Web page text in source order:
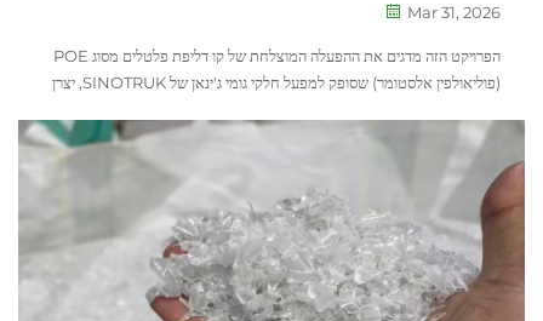
Mar 31, 2026
הפרויקט הזה מדגים את ההפעלה המוצלחת של קו דליפת פלטלים מסוג POE
(פוליאולפין אלסטומר) שסופק למפעל חלקי גומי ג'ינאן של SINOTRUK, יצרן